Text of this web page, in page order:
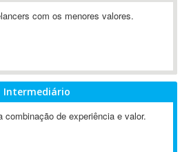
com os menores valores.
Intermediário
combinação de experiência e valor.